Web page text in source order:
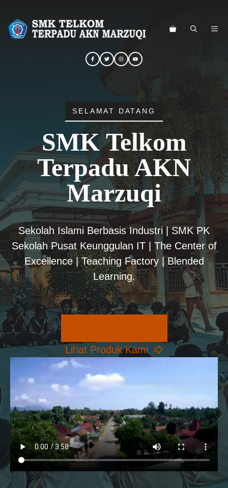
SELAMAT DATANG
SMK Telkom
Terpadu AKN
Marzuqi
Sekolah Islami Berbasis Industri | SMK PK
Sekolah Pusat Keunggulan IT | The Center of
Excellence | Teaching Factory | Blended
Learning.
Lihat Produk Kami